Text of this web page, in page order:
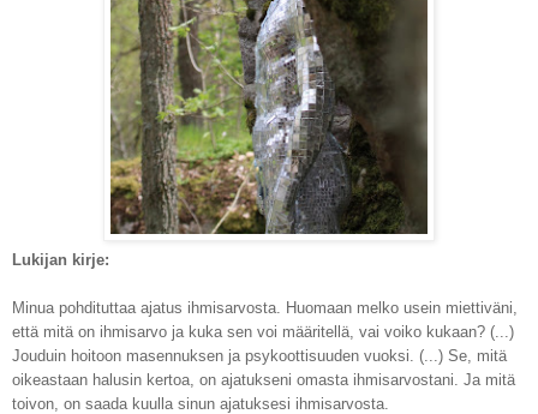
Lukijan kirje:
Minua pohdituttaa ajatus ihmisarvosta. Huomaan melko usein miettiväni,
että mitä on ihmisarvo ja kuka sen voi määritellä, vai voiko kukaan? (...)
Jouduin hoitoon masennuksen ja psykoottisuuden vuoksi. (...) Se, mitä
oikeastaan halusin kertoa, on ajatukseni omasta ihmisarvostani. Ja mitä
toivon, on saada kuulla sinun ajatuksesi ihmisarvosta.